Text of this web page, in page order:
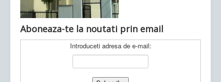
Aboneaza-te la noutati prin email
Introduceti adresa de e-mail: